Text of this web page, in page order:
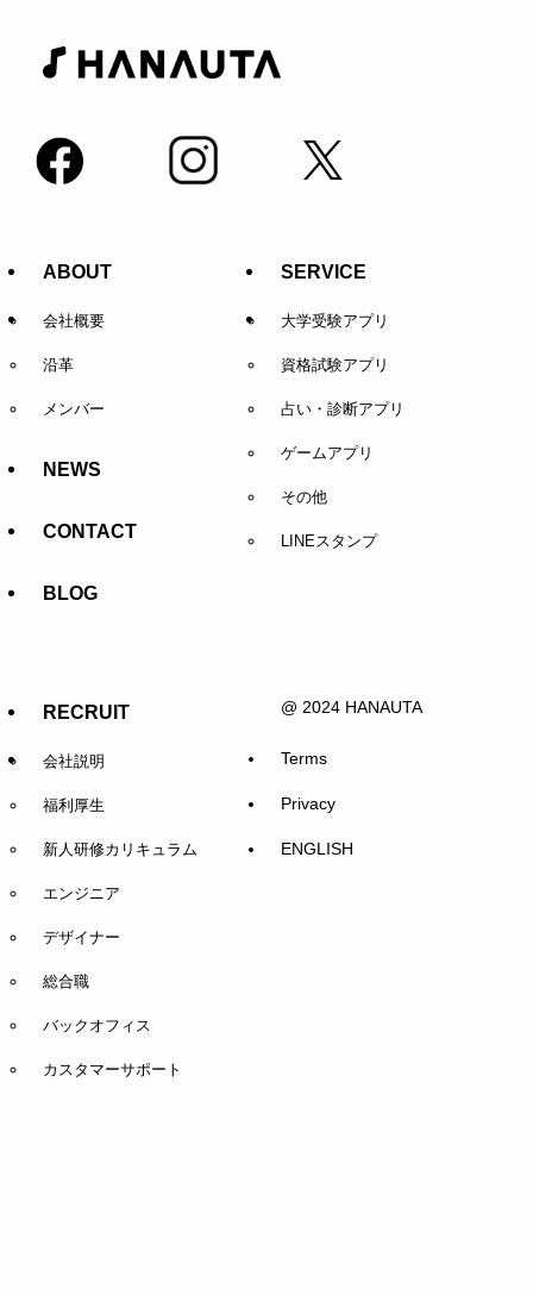
ABOUT
会社概要
沿革
メンバー
NEWS
CONTACT
BLOG
SERVICE
大学受験アプリ
資格試験アプリ
占い・診断アプリ
ゲームアプリ
その他
LINEスタンプ
RECRUIT
会社説明
福利厚生
新人研修カリキュラム
エンジニア
デザイナー
総合職
バックオフィス
カスタマーサポート
@ 2024 HANAUTA
Terms
Privacy
ENGLISH